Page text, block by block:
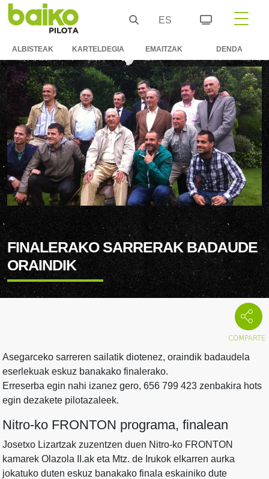
ES
ALBISTEAK KARTELDEGIA EMAITZAK DENDA
FINALERAKO SARRERAK BADAUDE
ORAINDIK
Asegarceko sarreren sailatik diotenez, oraindik badaudela
eserlekuak eskuz banakako finalerako.
Erreserba egin nahi izanez gero, 656 799 423 zenbakira hots
egin dezakete pilotazaleek.
Nitro-ko FRONTON programa, finalean
Josetxo Lizartzak zuzentzen duen Nitro-ko FRONTON
kamarek Olazola II.ak eta Mtz. de Irukok elkarren aurka
jokatuko duten eskuz banakako finala eskainiko dute